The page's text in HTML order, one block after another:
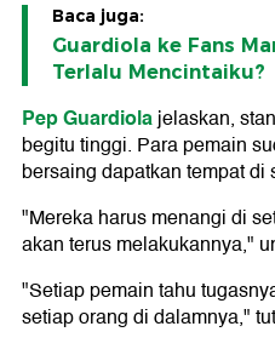
Baca juga:
Guardiola ke Fans
Terlalu Mencintaiku?
Pep Guardiolajelaskan,
begitu tinggi. Para pemain
bersaing dapatkan tempat di
"Mereka harus menangi di
akan terus melakukannya,"
"Setiap pemain tahu
setiap orang di dalamnya,"